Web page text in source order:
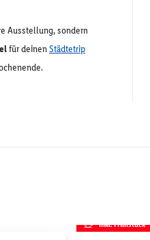
Ausstellung, sondern
für deinenStädtetrip
inkl. Frühstück